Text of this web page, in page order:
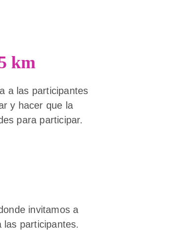
km
a las participantes
y hacer que la
para participar.
invitamos a
participantes.